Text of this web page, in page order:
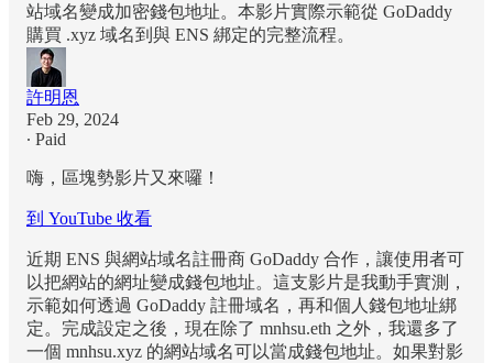
站域名變成加密錢包地址。本影片實際示範從 GoDaddy
購買 .xyz 域名到與 ENS 綁定的完整流程。
許明恩
Feb 29, 2024
∙ Paid
嗨，區塊勢影片又來囉！
到 YouTube 收看
近期 ENS 與網站域名註冊商 GoDaddy 合作，讓使用者可
以把網站的網址變成錢包地址。這支影片是我動手實測，
示範如何透過 GoDaddy 註冊域名，再和個人錢包地址綁
定。完成設定之後，現在除了 mnhsu.eth 之外，我還多了
一個 mnhsu.xyz 的網站域名可以當成錢包地址。如果對影